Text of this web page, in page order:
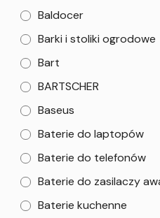
Baldocer
Barki i stoliki ogrodowe
Bart
BARTSCHER
Baseus
Baterie do laptopów
Baterie do telefonów
Baterie do zasilaczy
Baterie kuchenne